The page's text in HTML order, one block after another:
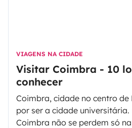
VIAGENS NA CIDADE
Visitar Coimbra - 10
conhecer
Coimbra, cidade no centro de
por ser a cidade
Coimbra não se perdem só